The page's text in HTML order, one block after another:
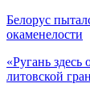
Белорус
окаменелости
«Ругань
литовской